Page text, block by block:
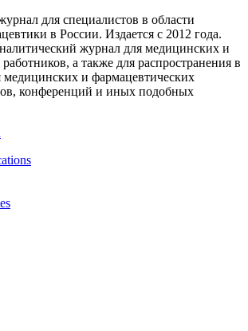
для специалистов в области
в России. Издается с 2012 года.
журнал для медицинских и
а также для распространения в
медицинских и фармацевтических
конференций и иных подобных